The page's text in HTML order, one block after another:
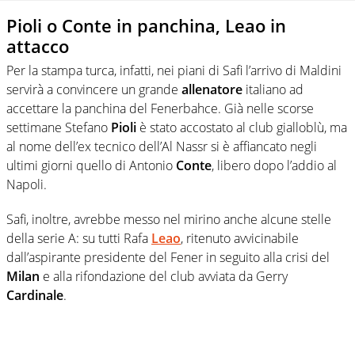
Pioli o Conte in panchina, Leao in
attacco
Per la stampa turca, infatti, nei piani di Safi l’arrivo di Maldini
servirà a convincere un grande allenatore italiano ad
accettare la panchina del Fenerbahce. Già nelle scorse
settimane Stefano Pioli è stato accostato al club gialloblù, ma
al nome dell’ex tecnico dell’Al Nassr si è affiancato negli
ultimi giorni quello di Antonio Conte, libero dopo l’addio al
Napoli.
Safi, inoltre, avrebbe messo nel mirino anche alcune stelle
della serie A: su tutti Rafa Leao, ritenuto avvicinabile
dall’aspirante presidente del Fener in seguito alla crisi del
Milan e alla rifondazione del club avviata da Gerry
Cardinale.